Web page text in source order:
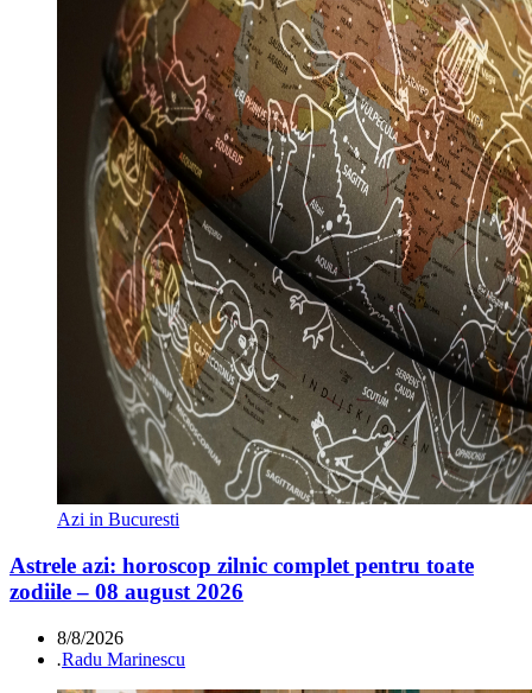
Azi in Bucuresti
Astrele azi: horoscop zilnic complet pentru toate
zodiile – 08 august 2026
8/8/2026
.Radu Marinescu